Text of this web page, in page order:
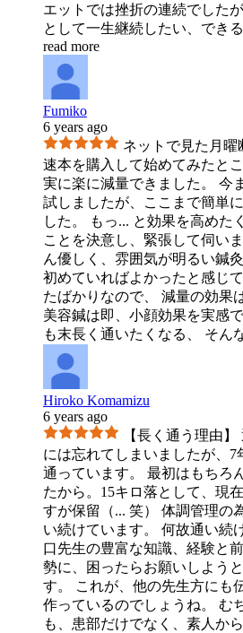
エットでは挫折の連続でした
として一生継続したい、でき
read more
Fumiko
6 years ago
ネットで見た月曜
速本を購入して始めてみたと
実に楽に減量できました。 今
試しましたが、ここまで簡単
した。 もっ... と効果を高めた
ことを決意し、緊張して伺い
ん優しく、雰囲気が明るい鍼
初めていればよかったと感じ
たばかりなので、 減量の効果
美容鍼は即、小顔効果を実感
も末長く通いたくなる、 そん
Hiroko Komamizu
6 years ago
【長く通う理由
には忘れてしまいましたが、7
通っています。 最初はもちろ
たから。15キロ落として、現
すが保留（... 笑） 体調管理の
い続けています。 何故通い続
口先生の豊富な知識、経験と
勢に、困ったらお願いしよう
す。 これが、他の先生方にも
作っているのでしょうね。 む
も、患部だけでなく、素人か